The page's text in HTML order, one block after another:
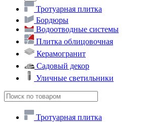
Тротуарная плитка
Бордюры
Водоотводные системы
Плитка облицовочная
Керамогранит
Садовый декор
Уличные светильники
Тротуарная плитка